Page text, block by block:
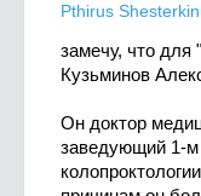
Pthirus
замечу, что
Кузьминов
Он доктор
заведующий 1-м